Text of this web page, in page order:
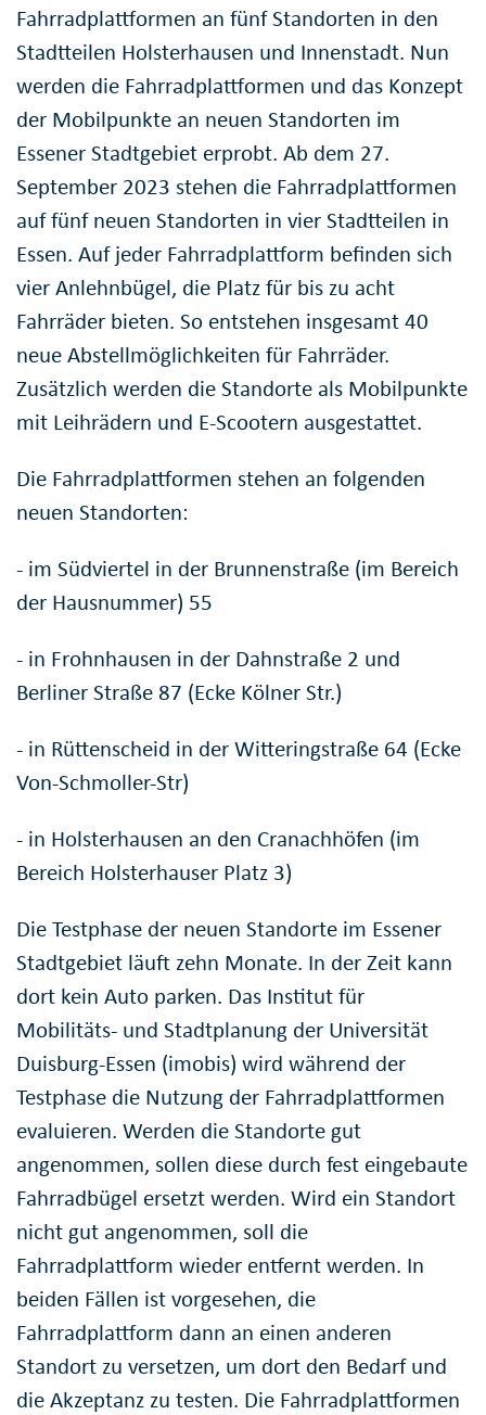
Fahrradplattformen an fünf Standorten in den
Stadtteilen Holsterhausen und Innenstadt. Nun
werden die Fahrradplattformen und das Konzept
der Mobilpunkte an neuen Standorten im
Essener Stadtgebiet erprobt. Ab dem 27.
September 2023 stehen die Fahrradplattformen
auf fünf neuen Standorten in vier Stadtteilen in
Essen. Auf jeder Fahrradplattform befinden sich
vier Anlehnbügel, die Platz für bis zu acht
Fahrräder bieten. So entstehen insgesamt 40
neue Abstellmöglichkeiten für Fahrräder.
Zusätzlich werden die Standorte als Mobilpunkte
mit Leihrädern und E-Scootern ausgestattet.
Die Fahrradplattformen stehen an folgenden
neuen Standorten:
- im Südviertel in der Brunnenstraße (im Bereich
der Hausnummer) 55
- in Frohnhausen in der Dahnstraße 2 und
Berliner Straße 87 (Ecke Kölner Str.)
- in Rüttenscheid in der Witteringstraße 64 (Ecke
Von-Schmoller-Str)
- in Holsterhausen an den Cranachhöfen (im
Bereich Holsterhauser Platz 3)
Die Testphase der neuen Standorte im Essener
Stadtgebiet läuft zehn Monate. In der Zeit kann
dort kein Auto parken. Das Institut für
Mobilitäts- und Stadtplanung der Universität
Duisburg-Essen (imobis) wird während der
Testphase die Nutzung der Fahrradplattformen
evaluieren. Werden die Standorte gut
angenommen, sollen diese durch fest eingebaute
Fahrradbügel ersetzt werden. Wird ein Standort
nicht gut angenommen, soll die
Fahrradplattform wieder entfernt werden. In
beiden Fällen ist vorgesehen, die
Fahrradplattform dann an einen anderen
Standort zu versetzen, um dort den Bedarf und
die Akzeptanz zu testen. Die Fahrradplattformen